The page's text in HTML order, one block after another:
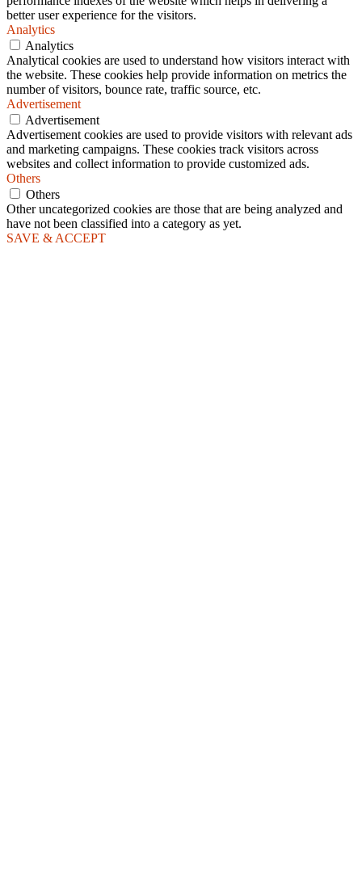
better user experience for the visitors.
Analytics
Analytics
Analytical cookies are used to understand how visitors interact with
the website. These cookies help provide information on metrics the
number of visitors, bounce rate, traffic source, etc.
Advertisement
Advertisement
Advertisement cookies are used to provide visitors with relevant ads
and marketing campaigns. These cookies track visitors across
websites and collect information to provide customized ads.
Others
Others
Other uncategorized cookies are those that are being analyzed and
have not been classified into a category as yet.
SAVE & ACCEPT